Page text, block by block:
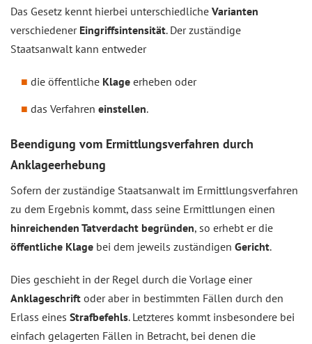
Das Gesetz kennt hierbei unterschiedliche Varianten
verschiedener Eingriffsintensität. Der zuständige
Staatsanwalt kann entweder
die öffentliche Klage erheben oder
das Verfahren einstellen.
Beendigung vom Ermittlungsverfahren durch
Anklageerhebung
Sofern der zuständige Staatsanwalt im Ermittlungsverfahren
zu dem Ergebnis kommt, dass seine Ermittlungen einen
hinreichenden Tatverdacht begründen, so erhebt er die
öffentliche Klage bei dem jeweils zuständigen Gericht.
Dies geschieht in der Regel durch die Vorlage einer
Anklageschrift oder aber in bestimmten Fällen durch den
Erlass eines Strafbefehls. Letzteres kommt insbesondere bei
einfach gelagerten Fällen in Betracht, bei denen die